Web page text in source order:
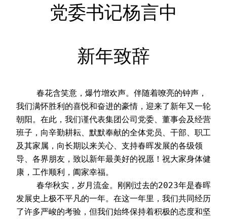
党委书记杨言中
新年致辞
我们满怀胜利的喜悦和奋进的豪情，迎来了新年又一轮
朝阳。在此，我们谨代表集团公司党委、董事会及经营
班子，向辛勤耕耘、默默奉献的全体党员、干部、职工
及其家属，向长期以来关心、支持春晖发展的各级领
导、各界朋友，致以新年最美好的祝愿！祝大家身体健
康，工作顺利，阖家幸福。
发展史上极不平凡的一年。在这一年里，我们共同经历
了许多严峻的考验，但我们始终保持着积极的态度和坚